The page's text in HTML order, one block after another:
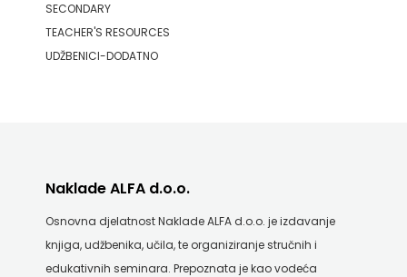
SECONDARY
TEACHER'S RESOURCES
UDŽBENICI-DODATNO
Naklade ALFA d.o.o.
Osnovna djelatnost Naklade ALFA d.o.o. je izdavanje
knjiga, udžbenika, učila, te organiziranje stručnih i
edukativnih seminara. Prepoznata je kao vodeća